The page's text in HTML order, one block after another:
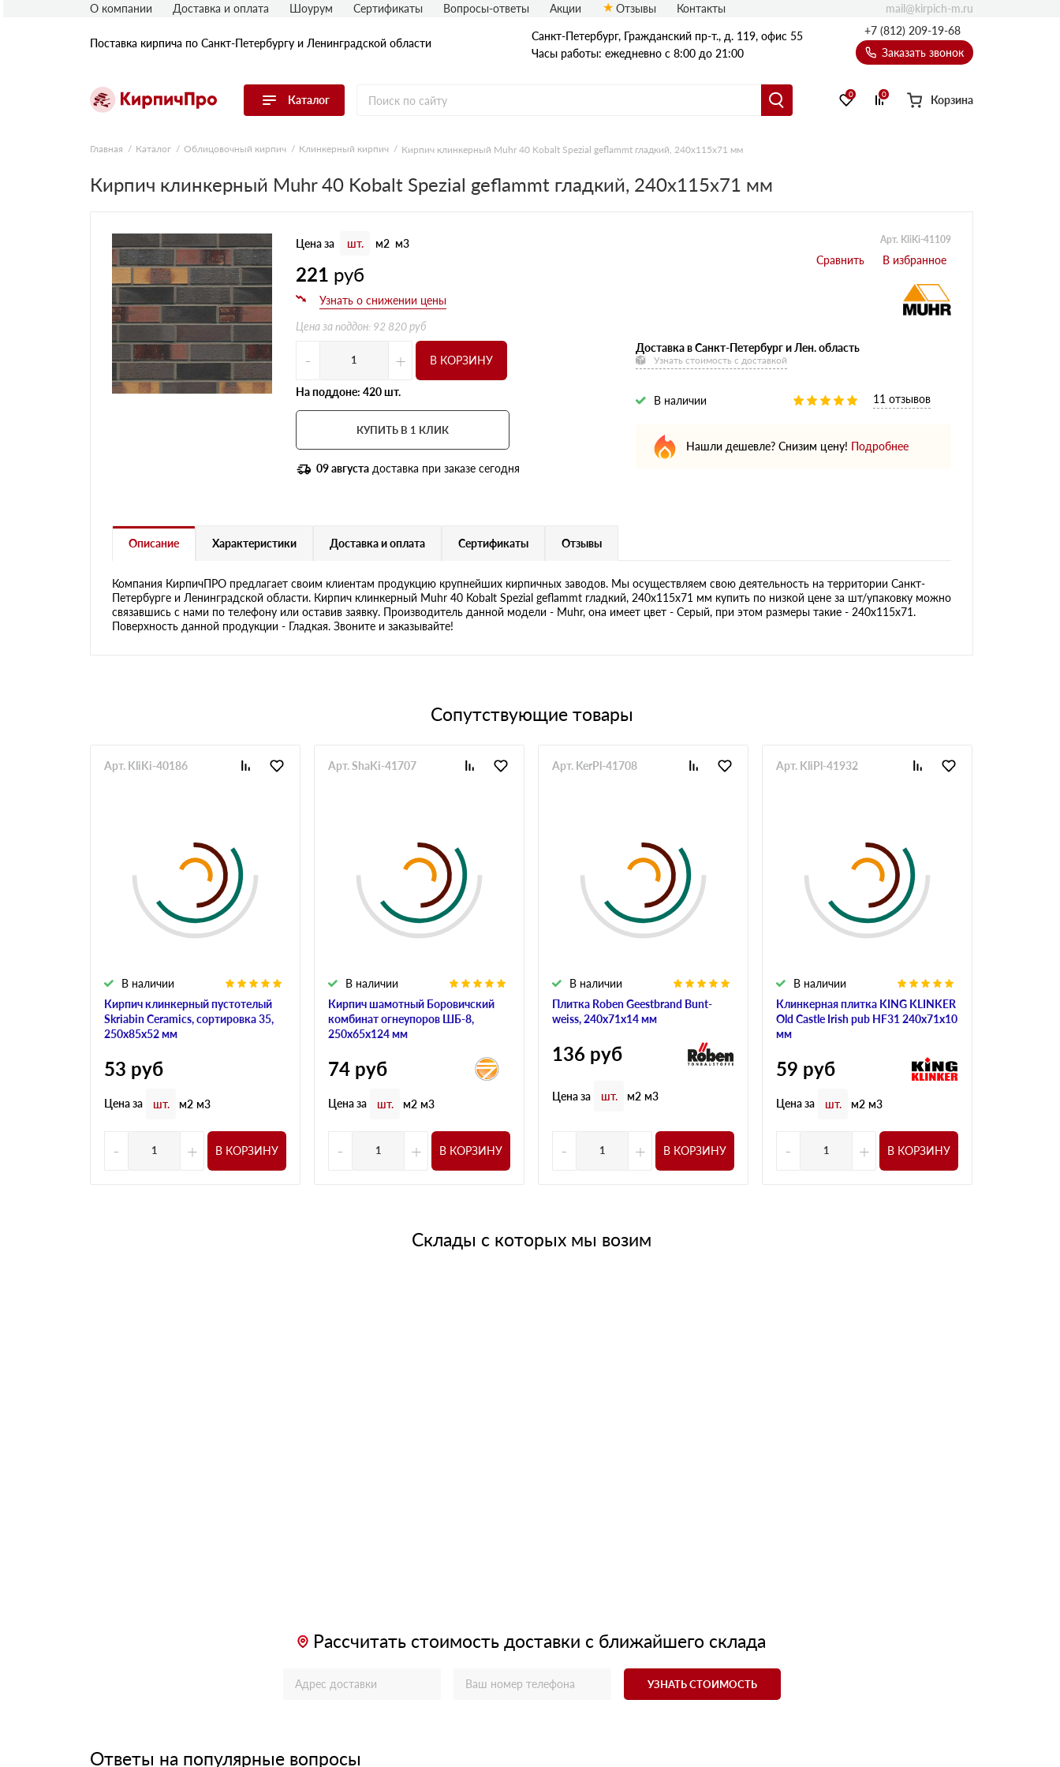
Поставка кирпича по Санкт-Петербургу и Ленинградской области
Санкт-Петербург, Граждaнский пр-т., д. 119, офис 55
Часы работы: ежедневно с 8:00 до 21:00
+7 (812) 209-19-68
Заказать звонок
Каталог
Перейти в каталог
Строительный (рядовой) кирпич
блок
Фасадная плитка, камень, декор
Печной кирпич
Брусчатка и мощение
Кладочные смеси
Рядовой кирпич
Полнотелый
0 0 Корзина
О компании Доставка и оплата Шоурум Сертификаты Вопросы-ответы Акции Отзывы Контакты mail@kirpich-m.ru
Главная Каталог Облицовочный кирпич Клинкерный кирпич Кирпич клинкерный Muhr 40 Kobalt Spezial geflammt гладкий, 240х115х71 мм
Кирпич клинкерный Muhr 40 Kobalt Spezial geflammt гладкий, 240х115х71 мм
Цена за шт. м2 м3
221 руб
Цена за поддон: 92 820 руб
Арт. KliKi-41109
- + В КОРЗИНУ
На поддоне: 420 шт.
КУПИТЬ В 1 КЛИК
09 августа доставка при заказе сегодня
Доставка в Санкт-Петербург и Лен. область
Узнать стоимость с доставкой
В наличии 11 отзывов
Нашли дешевле? Снизим цену! Подробнее
Описание Характеристики Доставка и оплата Сертификаты Отзывы
Компания КирпичПРО предлагает своим клиентам продукцию крупнейших кирпичных заводов. Мы осуществляем свою деятельность на территории Санкт-
Петербурге и Ленинградской области. Кирпич клинкерный Muhr 40 Kobalt Spezial geflammt гладкий, 240х115х71 мм купить по низкой цене за шт/упаковку можно
связавшись с нами по телефону или оставив заявку. Производитель данной модели - Muhr, она имеет цвет - Серый, при этом размеры такие - 240х115х71.
Поверхность данной продукции - Гладкая. Звоните и заказывайте!
Сопутствующие товары
Кирпич клинкерный пустотелый
Skriabin Ceramics, сортировка 35,
250х85х52 мм
В наличии
Арт. KliKi-40186
53 руб
Цена за шт. м2 м3
- + В КОРЗИНУ
Кирпич шамотный Боровичский
комбинат огнеупоров ШБ-8,
250х65х124 мм
В наличии
Арт. ShaKi-41707
74 руб
Цена за шт. м2 м3
- + В КОРЗИНУ
Плитка Roben Geestbrand Bunt-
weiss, 240х71х14 мм
В наличии
Арт. KerPl-41708
136 руб
Цена за шт. м2 м3
- + В КОРЗИНУ
Клинкерная плитка KING KLINKER
Old Castle Irish pub HF31 240х71х10
мм
В наличии
Арт. KliPl-41932
59 руб
Цена за шт. м2 м3
- + В КОРЗИНУ
Склады с которых мы возим
Рассчитать стоимость доставки с ближайшего склада
УЗНАТЬ СТОИМОСТЬ
Ответы на популярные вопросы